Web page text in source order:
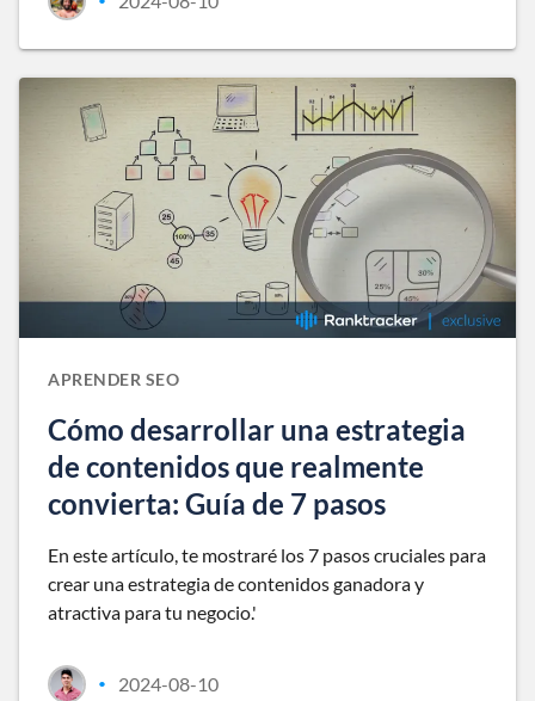
APRENDER SEO
Cómo desarrollar una estrategia
de contenidos que realmente
convierta: Guía de 7 pasos
En este artículo, te mostraré los 7 pasos cruciales para
crear una estrategia de contenidos ganadora y
atractiva para tu negocio.'
• 2024-08-10